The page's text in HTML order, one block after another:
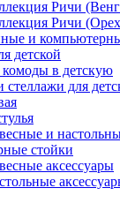
Ричи
Ричи
и
детской
в детскую
для
и
стойки
аксессуары